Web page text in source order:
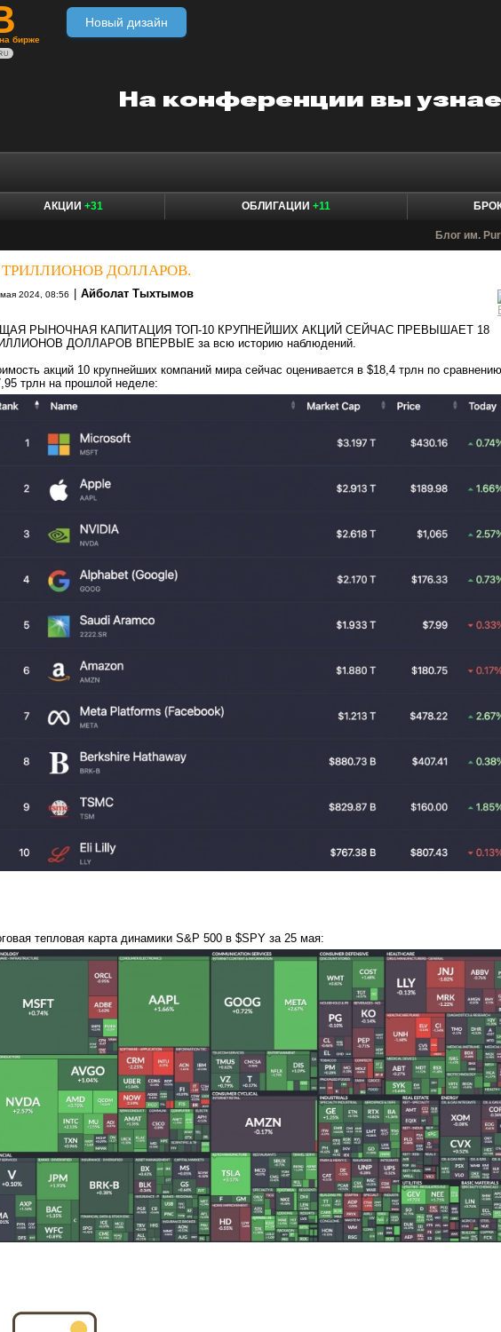
бирже
Новый дизайн
АКЦИИ +31 ОБЛИГАЦИИ +11
Блог им.
ТРИЛЛИОНОВ ДОЛЛАРОВ.
2024, 08:56 Айболат Тыхтымов
РЫНОЧНАЯ КАПИТАЦИЯ ТОП-10 КРУПНЕЙШИХ АКЦИЙ СЕЙЧАС ПРЕВЫШАЕТ 18
ДОЛЛАРОВ ВПЕРВЫЕ за всю историю наблюдений.
акций 10 крупнейших компаний мира сейчас оценивается в $18,4 трлн по
трлн на прошлой неделе:
тепловая карта динамики S&P 500 в $SPY за 25 мая: